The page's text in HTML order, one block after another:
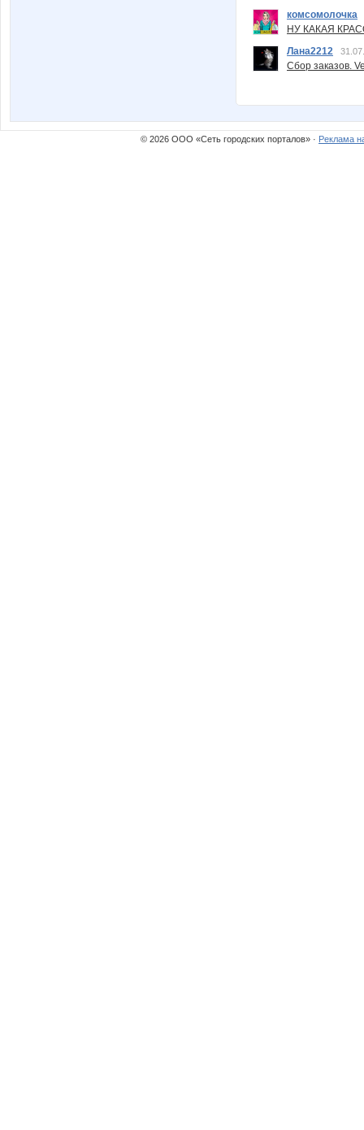
комсомолочка
НУ КАКАЯ
Лана2212
Сбор заказов.
© 2026 ООО «Сеть городских порталов» · Реклама